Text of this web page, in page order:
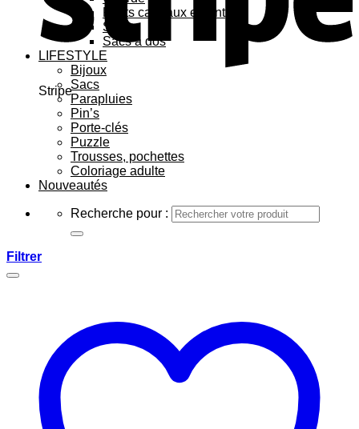
Stripe
Petits cadeaux enfant
Sacs
Sacs à dos
LIFESTYLE
Bijoux
Sacs
Parapluies
Pin’s
Porte-clés
Puzzle
Trousses, pochettes
Coloriage adulte
Nouveautés
Recherche pour :
Filtrer